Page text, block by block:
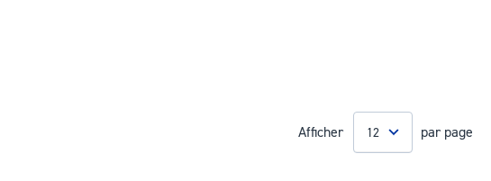
Afficher par page